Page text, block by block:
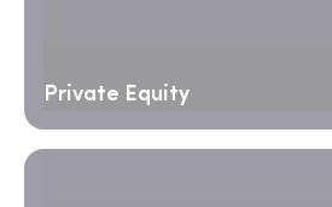
Private Equity